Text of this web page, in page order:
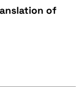
of